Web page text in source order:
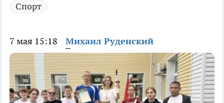
Спорт
7 мая 15:18 Михаил Руденский